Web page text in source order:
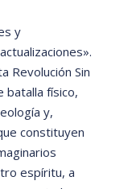
y
actualizaciones».
Revolución Sin
batalla físico,
a y,
constituyen
espíritu, a